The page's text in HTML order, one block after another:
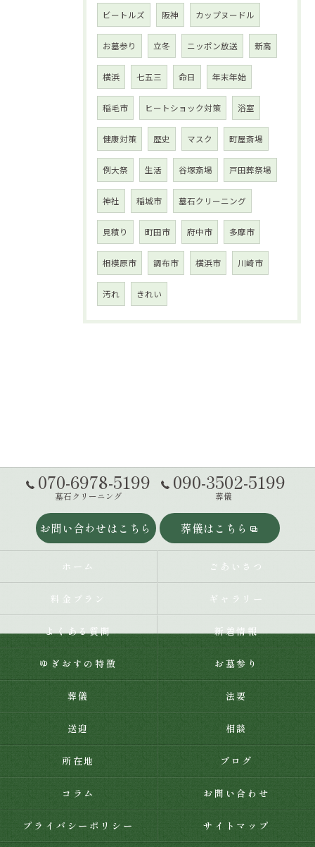
ビートルズ 阪神 カップヌードル
お墓参り 立冬 ニッポン放送 新高
横浜 七五三 命日 年末年始
稲毛市 ヒートショック対策 浴室
健康対策 歴史 マスク 町屋斎場
例大祭 生活 谷塚斎場 戸田葬祭場
神社 稲城市 墓石クリーニング
見積り 町田市 府中市 多摩市
相模原市 調布市 横浜市 川崎市
汚れ きれい
070-6978-5199
墓石クリーニング
090-3502-5199
葬儀
お問い合わせはこちら 葬儀はこちら
ホーム ごあいさつ
料金プラン ギャラリー
よくある質問 新着情報
ゆぎおすの特徴 お墓参り
葬儀 法要
送迎 相談
所在地 ブログ
コラム お問い合わせ
プライバシーポリシー サイトマップ